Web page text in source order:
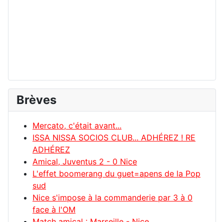
Brèves
Mercato, c'était avant...
ISSA NISSA SOCIOS CLUB... ADHÉREZ ! RE
ADHÉREZ
Amical, Juventus 2 - 0 Nice
L'effet boomerang du guet=apens de la Pop
sud
Nice s'impose à la commanderie par 3 à 0
face à l'OM